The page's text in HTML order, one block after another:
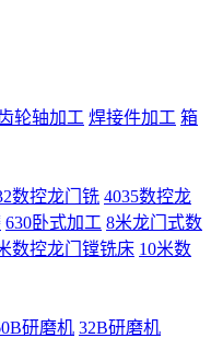
轮轴加工 焊接件加工 箱
数控龙门铣 4035数控龙
630卧式加工 8米龙门式数
数控龙门镗铣床 10米数
研磨机 32B研磨机